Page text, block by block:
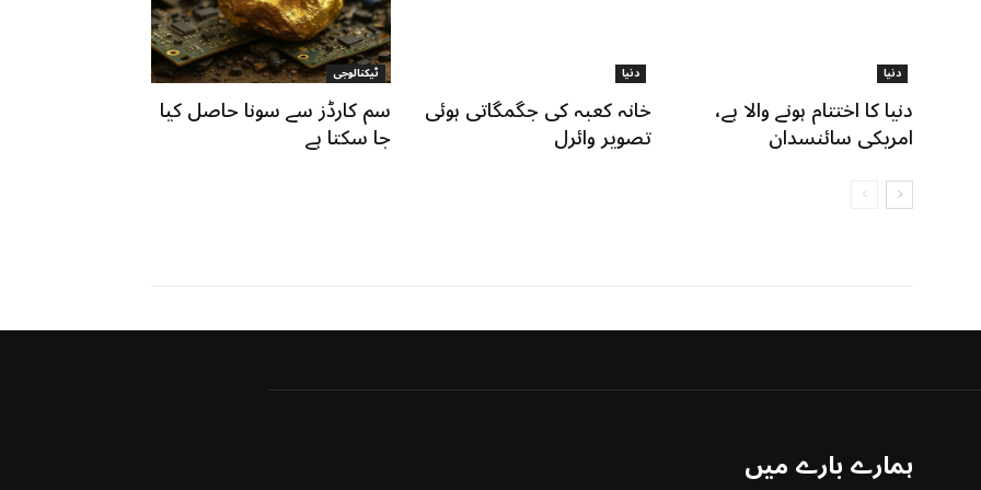
ٹیکنالوجی
سم کارڈز سے سونا حاصل کیا
جا سکتا ہے
دنیا
خانہ کعبہ کی جگمگاتی ہوئی
تصویر وائرل
دنیا
دنیا کا اختتام ہونے والا ہے،
امریکی سائنسدان
ہمارے بارے میں